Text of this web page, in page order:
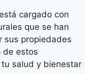
cargado con
que se han
sus propiedades
de estos
salud y bienestar